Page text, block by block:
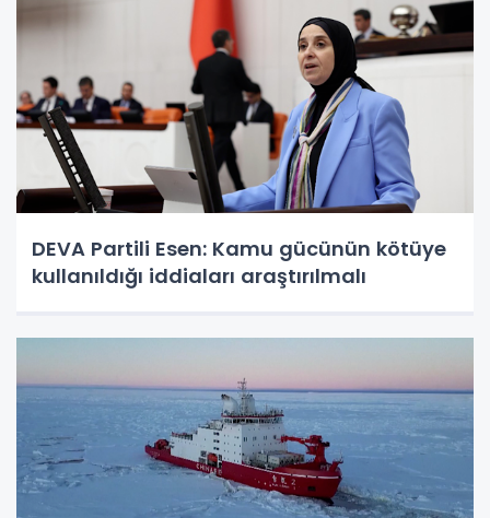
DEVA Partili Esen: Kamu gücünün kötüye
kullanıldığı iddiaları araştırılmalı